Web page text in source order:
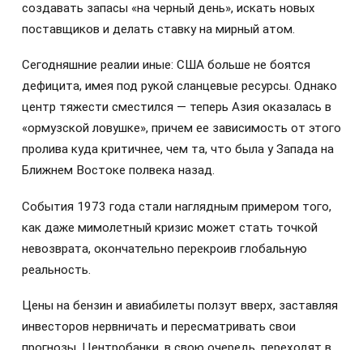
создавать запасы «на черный день», искать новых
поставщиков и делать ставку на мирный атом.
Сегодняшние реалии иные: США больше не боятся
дефицита, имея под рукой сланцевые ресурсы. Однако
центр тяжести сместился — теперь Азия оказалась в
«ормузской ловушке», причем ее зависимость от этого
пролива куда критичнее, чем та, что была у Запада на
Ближнем Востоке полвека назад.
События 1973 года стали наглядным примером того,
как даже мимолетный кризис может стать точкой
невозврата, окончательно перекроив глобальную
реальность.
Цены на бензин и авиабилеты ползут вверх, заставляя
инвесторов нервничать и пересматривать свои